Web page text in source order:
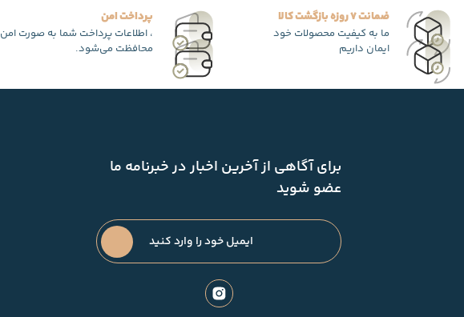
ضمانت 7 روزه بازگشت کالا
ما به کیفیت محصولات خود
ایمان داریم
پرداخت امن
، اطلاعات پرداخت شما به صورت امن
محافظت می‌شود.
برای آگاهی از آخرین اخبار در خبرنامه ما
عضو شوید